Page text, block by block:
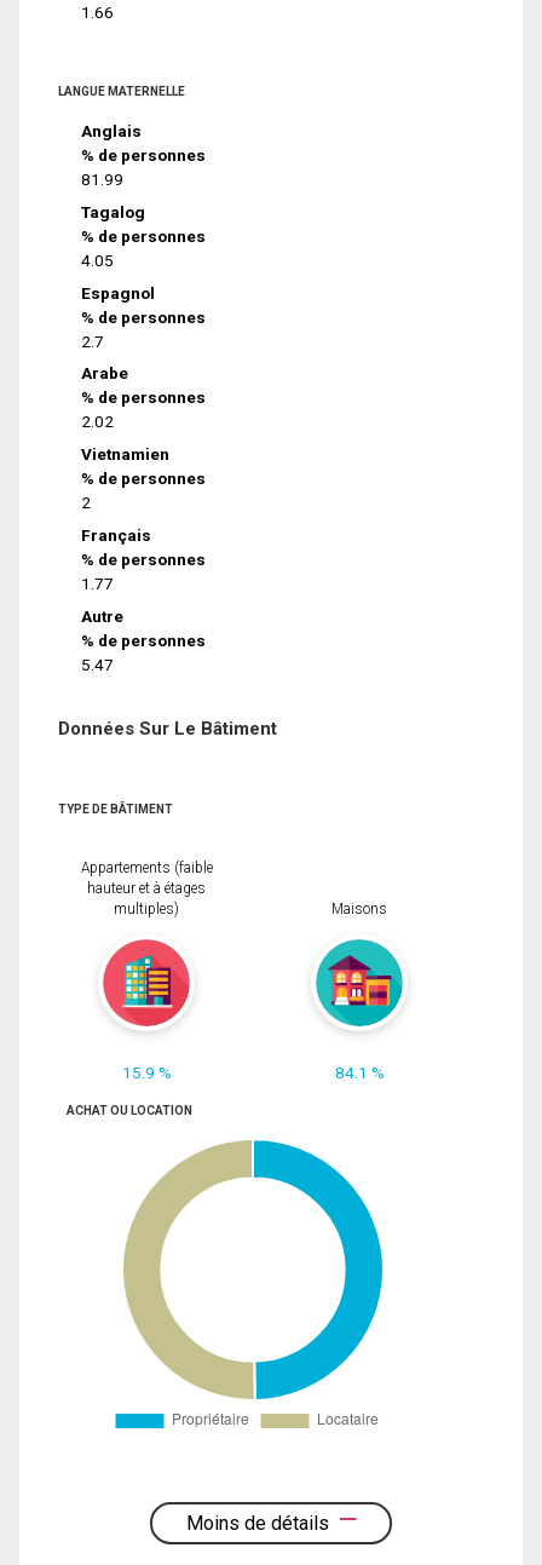
1.66
LANGUE MATERNELLE
Anglais
% de personnes
81.99
Tagalog
% de personnes
4.05
Espagnol
% de personnes
2.7
Arabe
% de personnes
2.02
Vietnamien
% de personnes
2
Français
% de personnes
1.77
Autre
% de personnes
5.47
Données Sur Le Bâtiment
TYPE DE BÂTIMENT
Appartements (faible
hauteur et à étages
multiples)
15.9 %
Maisons
84.1 %
ACHAT OU LOCATION
Moins de détails